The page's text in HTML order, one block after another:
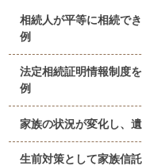
相続人が平等に相続で
例
法定相続証明情報制度
例
家族の状況が変化し、
生前対策として家族信